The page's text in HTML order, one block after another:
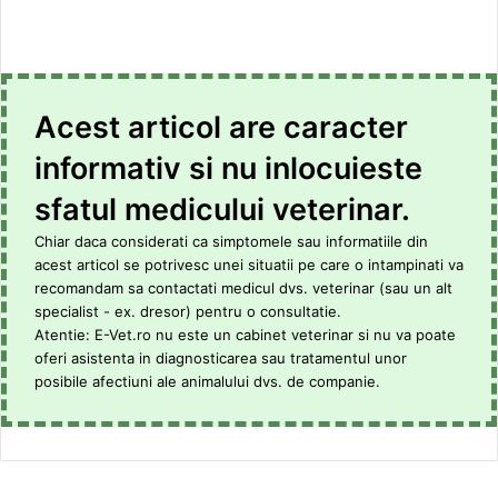
Acest articol are caracter
informativ si nu inlocuieste
sfatul medicului veterinar.
Chiar daca considerati ca simptomele sau informatiile din
acest articol se potrivesc unei situatii pe care o intampinati va
recomandam sa contactati medicul dvs. veterinar (sau un alt
specialist - ex. dresor) pentru o consultatie.
Atentie: E-Vet.ro nu este un cabinet veterinar si nu va poate
oferi asistenta in diagnosticarea sau tratamentul unor
posibile afectiuni ale animalului dvs. de companie.